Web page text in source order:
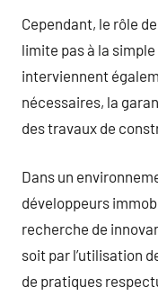
Cependant, le rôle
limite pas à la
interviennent
nécessaires, la
des travaux de
Dans un
développeurs
recherche de
soit par l’utilisation
de pratiques